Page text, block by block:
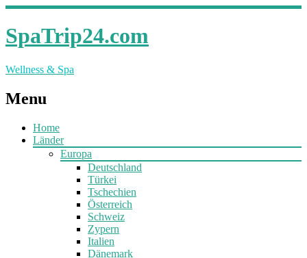
SpaTrip24.com
Wellness & Spa
Menu
Home
Länder
Europa
Deutschland
Türkei
Tschechien
Österreich
Schweiz
Zypern
Italien
Dänemark